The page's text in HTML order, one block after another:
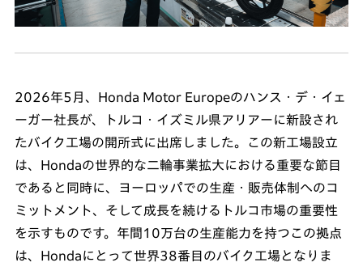
2026年5月、Honda Motor Europeのハンス・デ・イェ
ーガー社長が、トルコ・イズミル県アリアーに新設され
たバイク工場の開所式に出席しました。この新工場設立
は、Hondaの世界的な二輪事業拡大における重要な節目
であると同時に、ヨーロッパでの生産・販売体制へのコ
ミットメント、そして成長を続けるトルコ市場の重要性
を示すものです。年間10万台の生産能力を持つこの拠点
は、Hondaにとって世界38番目のバイク工場となりま